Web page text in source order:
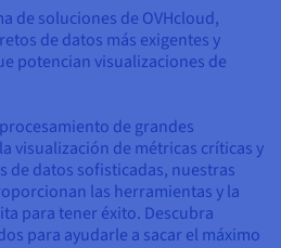
de soluciones de OVHcloud,
de datos más exigentes y
potencian visualizaciones de
de grandes
visualización de métricas críticas y
de datos sofisticadas, nuestras
las herramientas y la
para tener éxito. Descubra
para ayudarle a sacar el máximo